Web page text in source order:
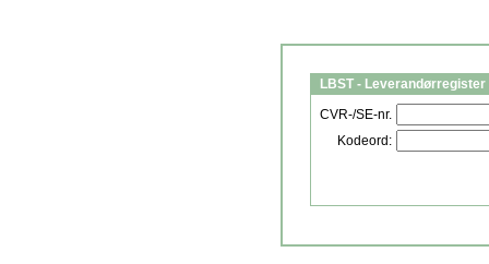
LBST -
CVR-/SE-nr.
Kodeord: